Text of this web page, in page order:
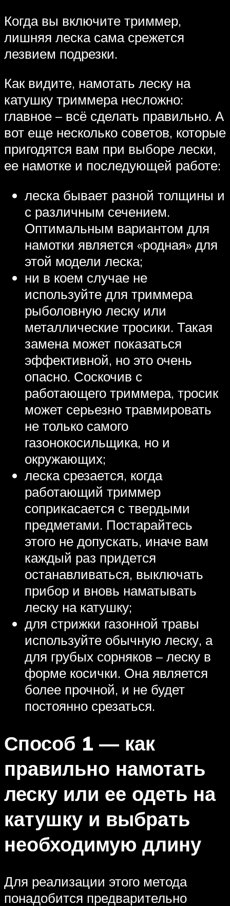
Когда вы включите триммер,
лишняя леска сама срежется
лезвием подрезки.
Как видите, намотать леску на
катушку триммера несложно:
главное – всё сделать правильно. А
вот еще несколько советов, которые
пригодятся вам при выборе лески,
ее намотке и последующей работе:
леска бывает разной толщины и
с различным сечением.
Оптимальным вариантом для
намотки является «родная» для
этой модели леска;
ни в коем случае не
используйте для триммера
рыболовную леску или
металлические тросики. Такая
замена может показаться
эффективной, но это очень
опасно. Соскочив с
работающего триммера, тросик
может серьезно травмировать
не только самого
газонокосильщика, но и
окружающих;
леска срезается, когда
работающий триммер
соприкасается с твердыми
предметами. Постарайтесь
этого не допускать, иначе вам
каждый раз придется
останавливаться, выключать
прибор и вновь наматывать
леску на катушку;
для стрижки газонной травы
используйте обычную леску, а
для грубых сорняков – леску в
форме косички. Она является
более прочной, и не будет
постоянно срезаться.
Способ 1 — как
правильно намотать
леску или ее одеть на
катушку и выбрать
необходимую длину
Для реализации этого метода
понадобится предварительно